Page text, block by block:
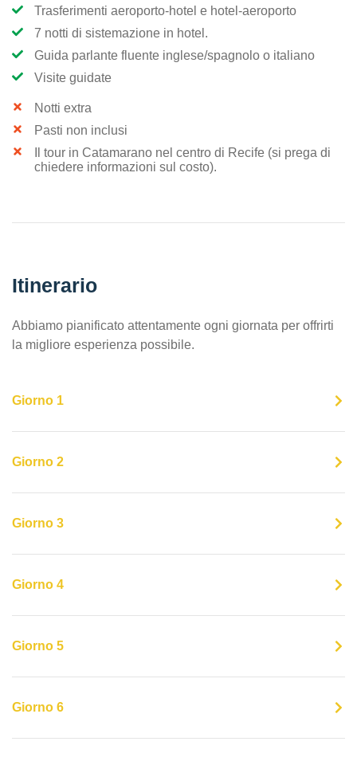
Trasferimenti aeroporto-hotel e hotel-aeroporto
7 notti di sistemazione in hotel.
Guida parlante fluente inglese/spagnolo o italiano
Visite guidate
Notti extra
Pasti non inclusi
Il tour in Catamarano nel centro di Recife (si prega di
chiedere informazioni sul costo).
Itinerario
Abbiamo pianificato attentamente ogni giornata per offrirti
la migliore esperienza possibile.
Giorno 1
Giorno 2
Giorno 3
Giorno 4
Giorno 5
Giorno 6